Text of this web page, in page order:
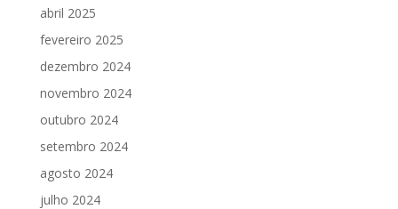
abril 2025
fevereiro 2025
dezembro 2024
novembro 2024
outubro 2024
setembro 2024
agosto 2024
julho 2024